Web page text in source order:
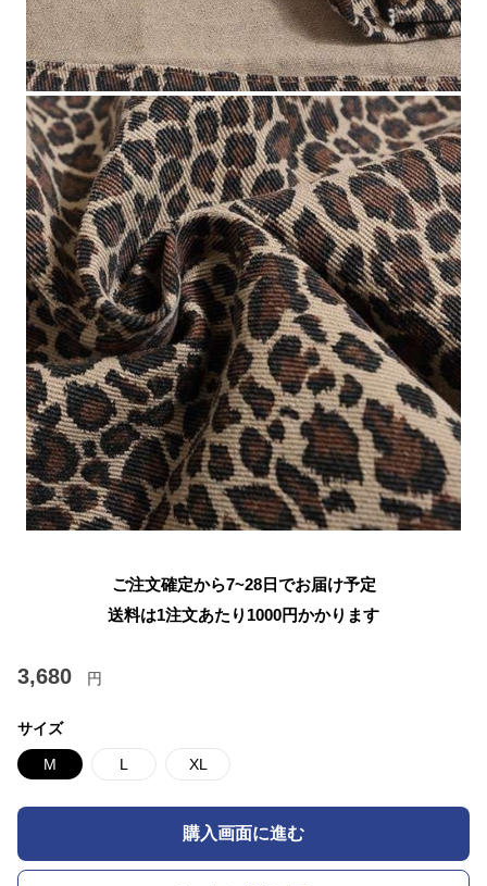
ご注文確定から7~28日でお届け予定
送料は1注文あたり 1000円かかります
3,680 円
サイズ
M L XL
購入画面に進む